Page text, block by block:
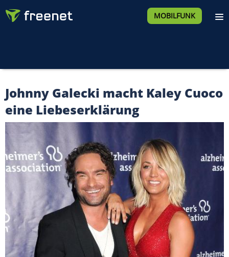
MOBILFUNK
Johnny Galecki macht Kaley Cuoco
eine Liebeserklärung